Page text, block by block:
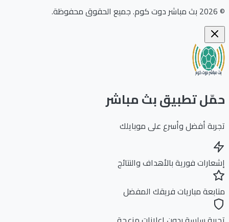
بث مباشر دوت كوم.جميع الحقوق محفوظة.
تطبيق بث مباشر
أفضل وأسرع على موبايلك
فورية بالأهداف والنتائج
مباريات فريقك المفضل